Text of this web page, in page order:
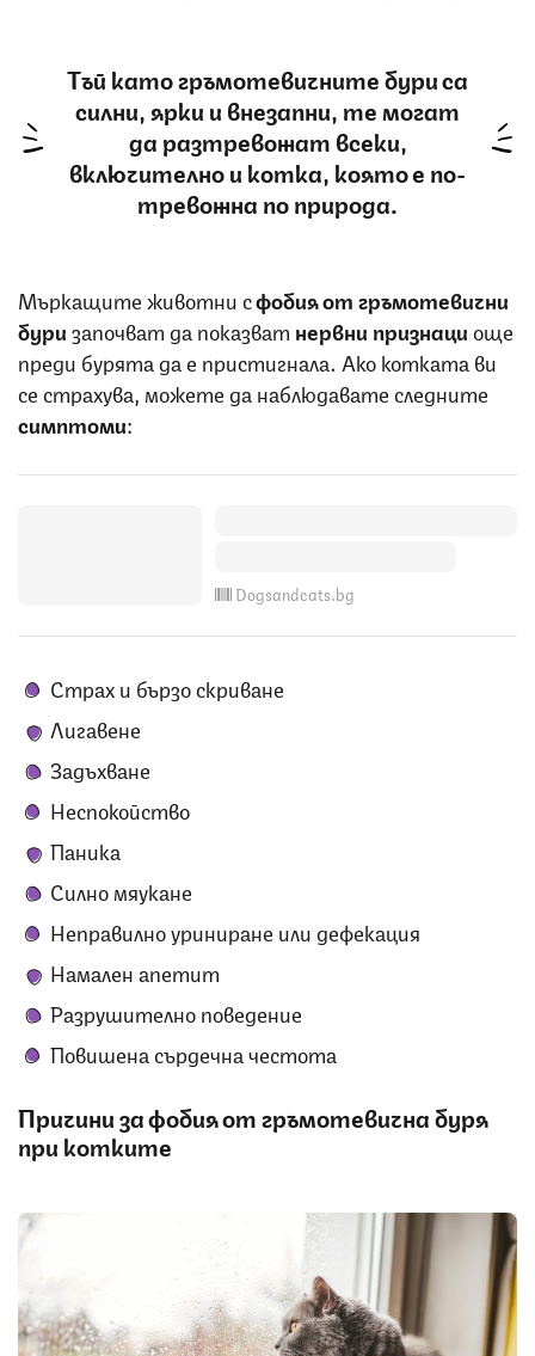
Тъй като гръмотевичните бури са
силни, ярки и внезапни, те могат
да разтревожат всеки,
включително и котка, която е по-
тревожна по природа.
Мъркащите животни сфобия от гръмотевични
буризапочват да показват нервни признациоще
преди бурята да е пристигнала. Ако котката ви
се страхува, можете да наблюдавате следните
симптоми:
Dogsandcats.bg
Страх и бързо скриване
Лигавене
Задъхване
Неспокойство
Паника
Силно мяукане
Неправилно уриниране или дефекация
Намален апетит
Разрушително поведение
Повишена сърдечна честота
Причини за фобия от гръмотевична буря
при котките